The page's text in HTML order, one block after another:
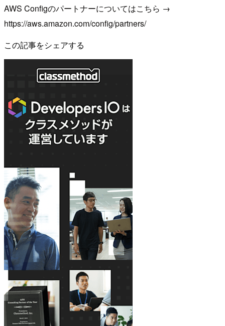
AWS Configのパートナーについてはこちら →
https://aws.amazon.com/config/partners/
この記事をシェアする